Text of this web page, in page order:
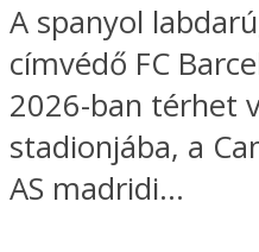
A spanyol
címvédő FC
2026-ban térhet
stadionjába, a
AS madridi...